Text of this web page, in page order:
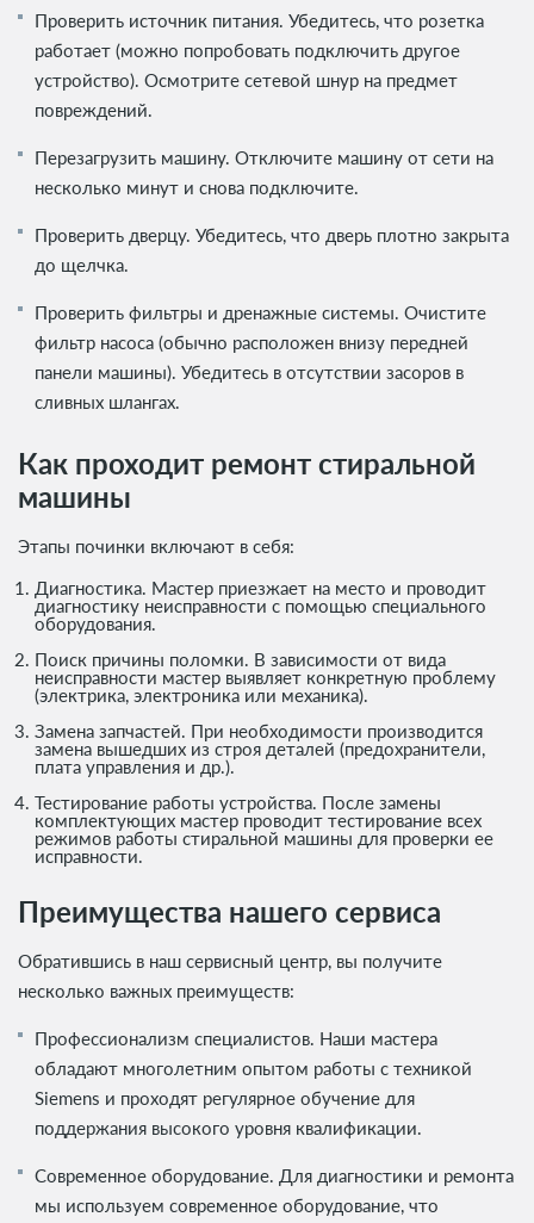
Проверить источник питания. Убедитесь, что розетка
работает (можно попробовать подключить другое
устройство). Осмотрите сетевой шнур на предмет
повреждений.
Перезагрузить машину. Отключите машину от сети на
несколько минут и снова подключите.
Проверить дверцу. Убедитесь, что дверь плотно закрыта
до щелчка.
Проверить фильтры и дренажные системы. Очистите
фильтр насоса (обычно расположен внизу передней
панели машины). Убедитесь в отсутствии засоров в
сливных шлангах.
Как проходит ремонт стиральной
машины
Этапы починки включают в себя:
Диагностика. Мастер приезжает на место и проводит
диагностику неисправности с помощью специального
оборудования.
Поиск причины поломки. В зависимости от вида
неисправности мастер выявляет конкретную проблему
(электрика, электроника или механика).
Замена запчастей. При необходимости производится
замена вышедших из строя деталей (предохранители,
плата управления и др.).
Тестирование работы устройства. После замены
комплектующих мастер проводит тестирование всех
режимов работы стиральной машины для проверки ее
исправности.
Преимущества нашего сервиса
Обратившись в наш сервисный центр, вы получите
несколько важных преимуществ:
Профессионализм специалистов. Наши мастера
обладают многолетним опытом работы с техникой
Siemens и проходят регулярное обучение для
поддержания высокого уровня квалификации.
Современное оборудование. Для диагностики и ремонта
мы используем современное оборудование, что